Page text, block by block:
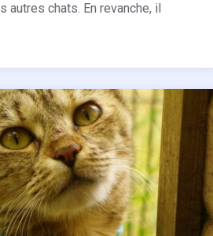
autres chats. En revanche, il